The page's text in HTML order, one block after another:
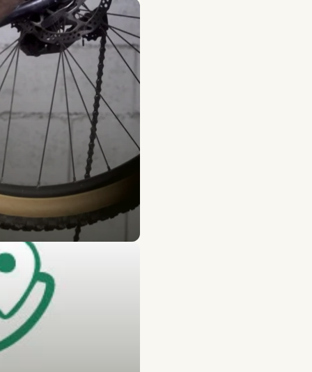
transport de charges à vélo électrique. Équipé
grâce au SAV français.